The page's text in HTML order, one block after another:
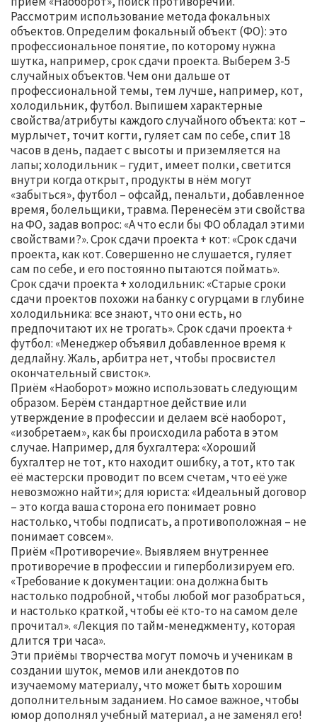
Рассмотрим использование метода фокальных
объектов. Определим фокальный объект (ФО): это
профессиональное понятие, по которому нужна
шутка, например, срок сдачи проекта. Выберем 3-5
случайных объектов. Чем они дальше от
профессиональной темы, тем лучше, например, кот,
холодильник, футбол. Выпишем характерные
свойства/атрибуты каждого случайного объекта: кот –
мурлычет, точит когти, гуляет сам по себе, спит 18
часов в день, падает с высоты и приземляется на
лапы; холодильник – гудит, имеет полки, светится
внутри когда открыт, продукты в нём могут
«забыться», футбол – офсайд, пенальти, добавленное
время, болельщики, травма. Перенесём эти свойства
на ФО, задав вопрос: «А что если бы ФО обладал этими
свойствами?». Срок сдачи проекта + кот: «Срок сдачи
проекта, как кот. Совершенно не слушается, гуляет
сам по себе, и его постоянно пытаются поймать».
Срок сдачи проекта + холодильник: «Старые сроки
сдачи проектов похожи на банку с огурцами в глубине
холодильника: все знают, что они есть, но
предпочитают их не трогать». Срок сдачи проекта +
футбол: «Менеджер объявил добавленное время к
дедлайну. Жаль, арбитра нет, чтобы просвистел
окончательный свисток».
Приём «Наоборот» можно использовать следующим
образом. Берём стандартное действие или
утверждение в профессии и делаем всё наоборот,
«изобретаем», как бы происходила работа в этом
случае. Например, для бухгалтера: «Хороший
бухгалтер не тот, кто находит ошибку, а тот, кто так
её мастерски проводит по всем счетам, что её уже
невозможно найти»; для юриста: «Идеальный договор
– это когда ваша сторона его понимает ровно
настолько, чтобы подписать, а противоположная – не
понимает совсем».
Приём «Противоречие». Выявляем внутреннее
противоречие в профессии и гиперболизируем его.
«Требование к документации: она должна быть
настолько подробной, чтобы любой мог разобраться,
и настолько краткой, чтобы её кто-то на самом деле
прочитал». «Лекция по тайм-менеджменту, которая
длится три часа».
Эти приёмы творчества могут помочь и ученикам в
создании шуток, мемов или анекдотов по
изучаемому материалу, что может быть хорошим
дополнительным заданием. Но самое важное, чтобы
юмор дополнял учебный материал, а не заменял его!